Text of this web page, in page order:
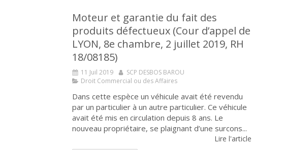
Moteur et garantie du fait des
produits défectueux (Cour d’appel de
LYON, 8e chambre, 2 juillet 2019, RH
18/08185)
11 Juil 2019
SCP DESBOS BAROU
Droit Commercial ou des Affaires
Dans cette espèce un véhicule avait été revendu
par un particulier à un autre particulier. Ce véhicule
avait été mis en circulation depuis 8 ans. Le
nouveau propriétaire, se plaignant d’une surcons...
Lire l'article